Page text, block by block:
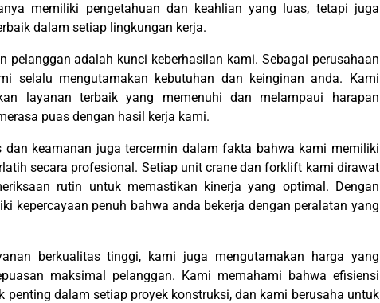
memiliki pengetahuan dan keahlian yang luas, tetapi juga
dalam setiap lingkungan kerja.
pelanggan adalah kunci keberhasilan kami. Sebagai perusahaan
selalu mengutamakan kebutuhan dan keinginan anda. Kami
layanan terbaik yang memenuhi dan melampaui harapan
puas dengan hasil kerja kami.
dan keamanan juga tercermin dalam fakta bahwa kami memiliki
secara profesional. Setiap unit crane dan forklift kami dirawat
rutin untuk memastikan kinerja yang optimal. Dengan
kepercayaan penuh bahwa anda bekerja dengan peralatan yang
berkualitas tinggi, kami juga mengutamakan harga yang
maksimal pelanggan. Kami memahami bahwa efisiensi
penting dalam setiap proyek konstruksi, dan kami berusaha untuk